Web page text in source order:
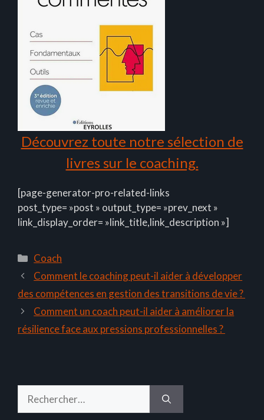
Découvrez toute notre sélection de
livres sur le coaching.
[page-generator-pro-related-links
post_type= »post » output_type= »prev_next »
link_display_order= »link_title,link_description »]
Catégories
Coach
Comment le coaching peut-il aider à développer
des compétences en gestion des transitions de vie ?
Comment un coach peut-il aider à améliorer la
résilience face aux pressions professionnelles ?